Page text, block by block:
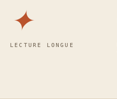
✦
LECTURE LONGUE